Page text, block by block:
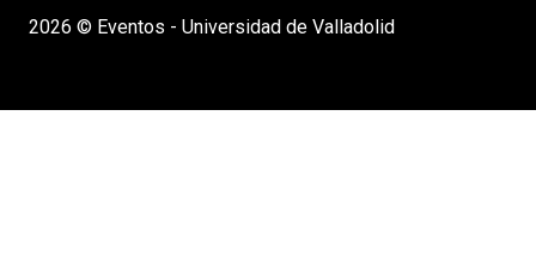
2026 © Eventos - Universidad de Valladolid